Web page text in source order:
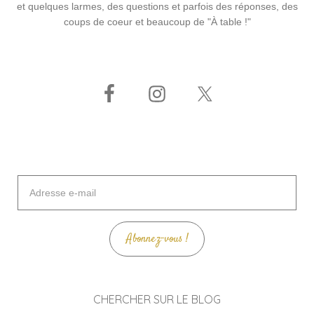
et quelques larmes, des questions et parfois des réponses, des
coups de coeur et beaucoup de "À table !"
mail
Abonnez-vous !
CHERCHER SUR LE BLOG